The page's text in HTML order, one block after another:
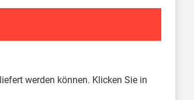
werden können. Klicken Sie in